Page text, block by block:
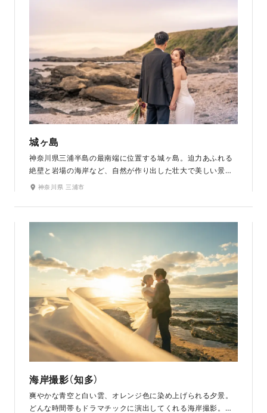
城ヶ島
神奈川県三浦半島の最南端に位置する城ヶ島。迫力あふれる
絶壁と岩場の海岸など、自然が作り出した壮大で美しい景色
とともに写真が残せます。 眺望に恵まれた緑の芝生広場や美
海と空が幻想的な色に染まるサンセットの時間帯もおすすめ
です。
神奈川県 三浦市
海岸撮影（知多）
爽やかな青空と白い雲、オレンジ色に染め上げられる夕景。
どんな時間帯もドラマチックに演出してくれる海岸撮影。純